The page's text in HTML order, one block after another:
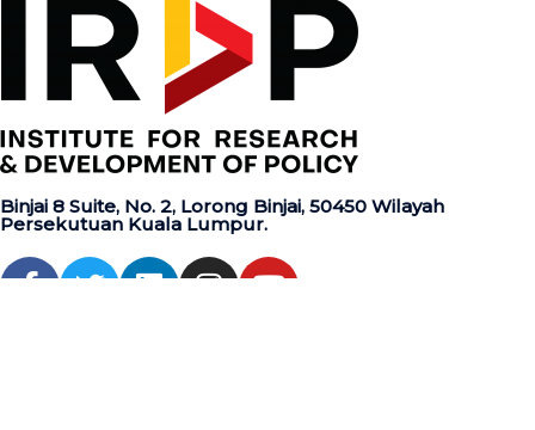
Binjai 8 Suite, No. 2, Lorong Binjai, 50450 Wilayah
Persekutuan Kuala Lumpur.